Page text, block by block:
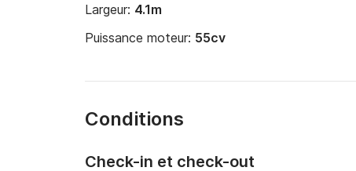
Largeur: 4.1m
Puissance moteur: 55cv
Conditions
Check-in et check-out